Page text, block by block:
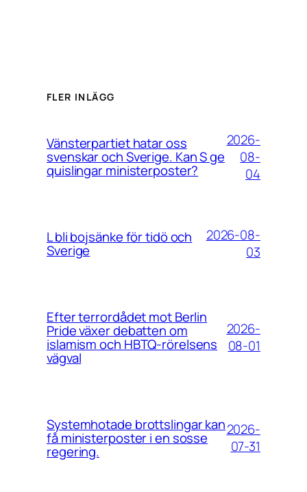
FLER INLÄGG
Vänsterpartiet hatar oss
svenskar och Sverige. Kan S ge
quislingar ministerposter?
2026-
08-
04
L bli bojsänke för tidö och
Sverige
2026-08-
03
Efter terrordådet mot Berlin
Pride växer debatten om
islamism och HBTQ-rörelsens
vägval
2026-
08-01
Systemhotade brottslingar kan
få ministerposter i en sosse
regering.
2026-
07-31